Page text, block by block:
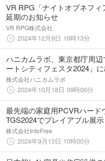
VR RPG「ナイトオブネフィ
延期のお知らせ
VR RPG株式会社
2024年12月9日 16時13分
ハニカムラボ、東京都庁周
ートシティフェスタ2024」
ドを組み合わせたXRインタ
ンツを体験展示
株式会社ハニカムラボ
2024年10月18日 09時00分
最先端の家庭用PCVRハード
TGS2024でプレイアブル展
セット、55gのフルトラ用ト
間稼働のモーキャプグローブ
ッズも参考展示
株式会社IntoFree
2024年9月13日 10時00分